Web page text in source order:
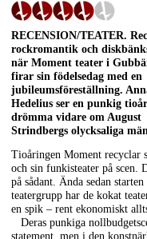
RECENSION/TEATER.
rockromantik och
när Moment teater i
firar sin födelsedag med en
jubileumsföreställning.
Hedelius ser en punkig
drömma vidare om August
Strindbergs olycksaliga
Tioåringen Moment recyclar
och sin funkisteater på scen.
på sådant. Ända sedan
teatergrupp har de kokat
en spik – rent ekonomiskt
Deras punkiga
statement, men i den